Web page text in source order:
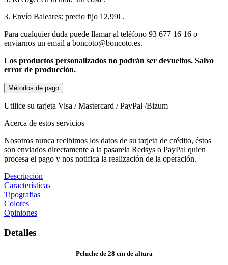
3. Envío Baleares: precio fijo 12,99€.
Para cualquier duda puede llamar al teléfono 93 677 16 16 o
enviarnos un email a boncoto@boncoto.es.
Los productos personalizados no podrán ser devueltos. Salvo
error de producción.
Métodos de pago
Utilice su tarjeta Visa / Mastercard / PayPal /Bizum
Acerca de estos servicios
Nosotros nunca recibimos los datos de su tarjeta de crédito, éstos
son enviados directamente a la pasarela Redsys o PayPal quien
procesa el pago y nos notifica la realización de la operación.
Descripción
Características
Tipografias
Colores
Opiniones
Detalles
Peluche de 28 cm de altura